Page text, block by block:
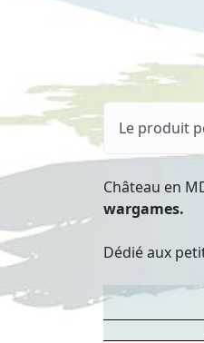
Le produit
Château en
wargames.
Dédié aux